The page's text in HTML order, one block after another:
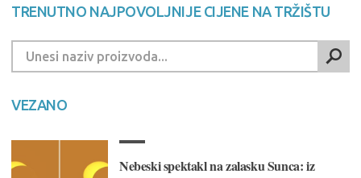
TRENUTNO NAJPOVOLJNIJE CIJENE NA TRŽIŠTU
VEZANO
Nebeski spektakl na zalasku Sunca: iz